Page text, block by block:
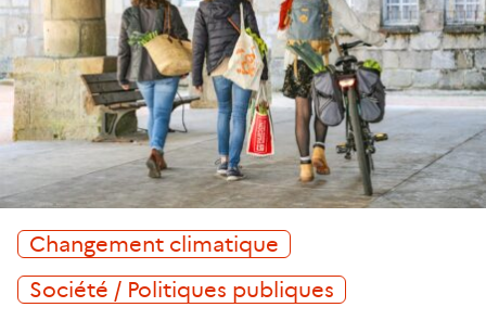
Changement climatique
Société / Politiques publiques